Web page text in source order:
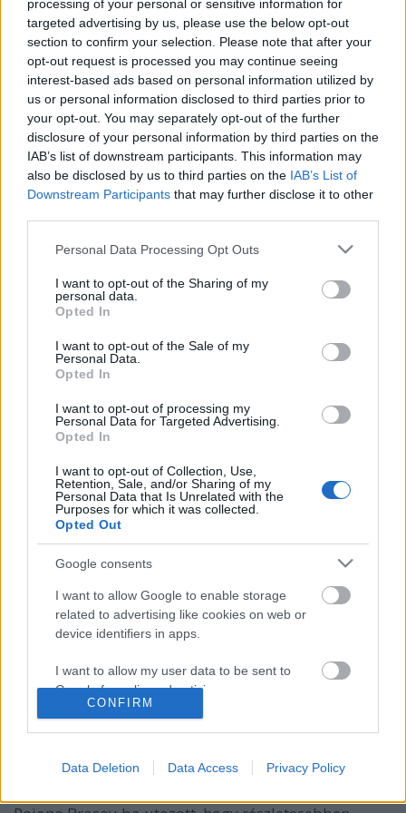
processing of your personal or sensitive information for
targeted advertising by us, please use the below opt-out
section to confirm your selection. Please note that after your
opt-out request is processed you may continue seeing
interest-based ads based on personal information utilized by
us or personal information disclosed to third parties prior to
your opt-out. You may separately opt-out of the further
disclosure of your personal information by third parties on the
IAB’s list of downstream participants. This information may
also be disclosed by us to third parties on the IAB’s List of
Downstream Participants that may further disclose it to other
Please note that this website/app uses one or more Google
not limited to your visit or usage behaviour. You may click to
grant or deny consent to Google and its third-party tags to
use your data for below specified purposes in below Google
consent section.
Personal Data Processing Opt Outs
I want to opt-out of the Sharing of my
personal data.
Opted In
I want to opt-out of the Sale of my
Personal Data.
Opted In
I want to opt-out of processing my
Personal Data for Targeted Advertising.
Opted In
I want to opt-out of Collection, Use,
Retention, Sale, and/or Sharing of my
Personal Data that Is Unrelated with the
Purposes for which it was collected.
Opted Out
Google consents
I want to allow Google to enable storage
related to advertising like cookies on web or
device identifiers in apps.
I want to allow my user data to be sent to
Google for online advertising purposes.
related to analytics like cookies on web or
CONFIRM
Data Deletion Data Access Privacy Policy
szigetipeter •2009. február 14.
Mauricio Alarcon, az S.C.P.F. Barcelona nevű
ügynökség vezető kreatívigazgatója rémisztő
hosszúságúnak, másfél órásnak ígért – bár végül
szerencsére csak fele olyan hosszúnak bizonyult –
záróelőadásában arról beszélt, hogyan ölik meg az
interaktív…
W+K Amsterdam a Coca-Coláról
romanb•2009. február 14.
Ha valaki Amsterdamból elrepül először
Bukarestbe, aztán átautózik Brassóba, minimum 3
órát utazik. Ezalatt bőven fel lehet készülni egy olyan
előadásra, ami semmi másról nem szól, mint a saját
munkák bemutatásáról. Sue Anderson, a Wieden
Kennedy Amsterdam kreatívigazgatója…
A nagy győztes
szigetipeter•2009. február 14.
Az Adprint fesztiválhoz kapcsolód kétszer félnapos
minikonferencia első napjának két előadását annak
rendje és módja szerint lekéstük. (Felelős: az
időjárás). Szombaton viszont figyeltünk, mind a 3,
azaz három előadáson. A nap első előadását Patrick
Collister,…
Poiana Brasov majdnemLIVE!
2009. február 14.
hóba, a Kreatív tudósítócsapata a gazdag románok